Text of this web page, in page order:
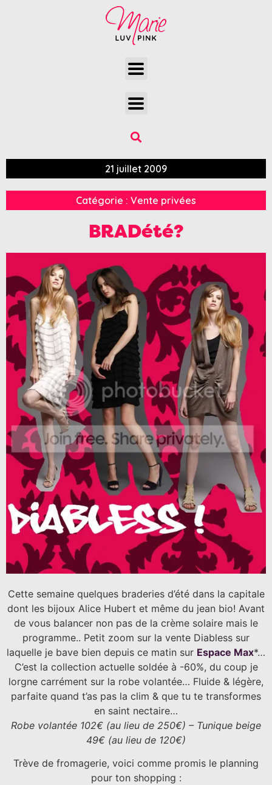
21 juillet 2009
Catégorie : Vente privées
BRADété?
Cette semaine quelques braderies d’été dans la capitale
dont les bijoux Alice Hubert et même du jean bio! Avant
de vous balancer non pas de la crème solaire mais le
programme.. Petit zoom sur la vente Diabless sur
laquelle je bave bien depuis ce matin sur Espace Max*…
C’est la collection actuelle soldée à -60%, du coup je
lorgne carrément sur la robe volantée… Fluide & légère,
parfaite quand t’as pas la clim & que tu te transformes
en saint nectaire…
Robe volantée 102€ (au lieu de 250€) – Tunique beige
49€ (au lieu de 120€)
Trève de fromagerie, voici comme promis le planning
pour ton shopping :